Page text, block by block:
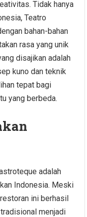
Tidak hanya
Teatro
bahan-bahan
rasa yang unik
disajikan adalah
kuno dan teknik
tepat bagi
yang berbeda.
adalah
Indonesia. Meski
ini berhasil
menjadi